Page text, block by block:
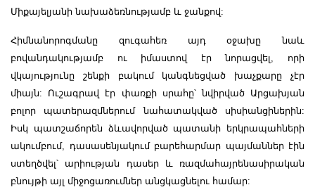
Միքայելյանի նախաձեռնությամբ և ջանքով:
Հիմնանորոգմանը զուգահեռ այդ օջախը նաև
բովանդակությամբ ու իմաստով էր նորացվել, որի
վկայությունը շենքի բակում կանգնեցված խաչքարը չէր
միայն: Ուշագրավ էր փառքի սրահը՝ նվիրված Արցախյան
բոլոր պատերազմներում նահատակված սիսիանցիներին:
Իսկ պատշաճորեն ձևավորված պատանի երկրապահների
ակումբում, դասասենյակում բարեհարմար պայմաններ էին
ստեղծվել՝ արիության դասեր և ռազմահայրենասիրական
բնույթի այլ միջոցառումներ անցկացնելու համար: